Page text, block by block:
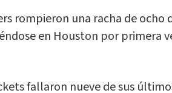
rompieron una racha de
en Houston por primera
fallaron nueve de sus